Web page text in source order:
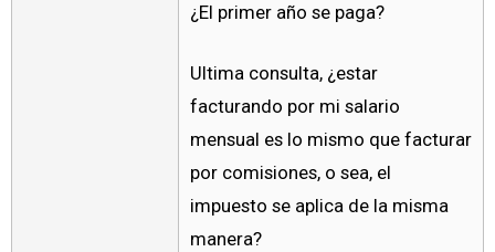
¿El primer año se paga?
Ultima consulta, ¿estar
facturando por mi salario
mensual es lo mismo que facturar
por comisiones, o sea, el
impuesto se aplica de la misma
manera?